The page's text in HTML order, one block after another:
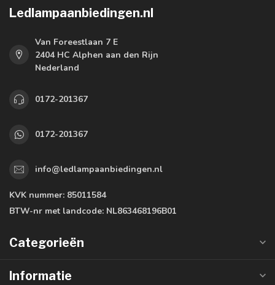
Ledlampaanbiedingen.nl
Van Foreestlaan 7 E
2404 HC Alphen aan den Rijn
Nederland
0172-201367
0172-201367
info@ledlampaanbiedingen.nl
KVK nummer: 85011584
BTW-nr met landcode: NL863468196B01
Categorieën
Informatie